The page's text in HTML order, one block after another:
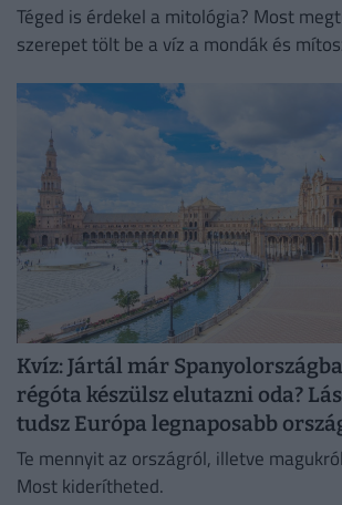
Téged is érdekel a mitológia? Most
szerepet tölt be a víz a mondák és
Kvíz: Jártál már
régóta készülsz elutazni oda?
tudsz Európa legnaposabb
Te mennyit az országról, illetve
Most kiderítheted.